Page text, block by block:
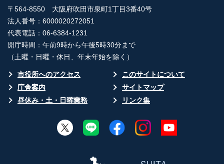
〒564-8550 大阪府吹田市泉町1丁目3番40号
法人番号：6000020272051
代表電話：06-6384-1231
開庁時間：午前9時から午後5時30分まで
（土曜・日曜・休日、年末年始を除く）
市役所へのアクセス
このサイトについて
庁舎案内
サイトマップ
昼休み・土・日曜業務
リンク集